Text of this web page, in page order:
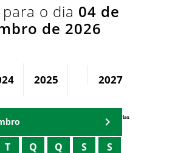
o dia 04 de
de 2026
2025 2027
Agenda Secretárias
T Q Q S S